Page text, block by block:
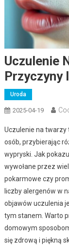
Uczulenie
Przyczyny
Uroda
2025-04-19
Uczulenie na twarzy
osób, przybierając
wypryski. Jak
wywołane przez
pokarmowe czy
liczby alergenów w
objawów uczulenia
tym stanem. Warto
domowym
się zdrową i piękną